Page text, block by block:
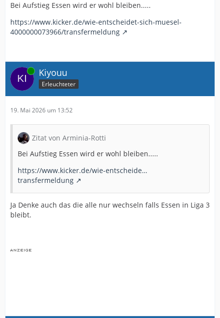
Bei Aufstieg Essen wird er wohl bleiben.....
https://www.kicker.de/wie-entscheidet-sich-muesel-
4000000073966/transfermeldung
Online Kiyouu
Erleuchteter
19. Mai 2026 um 13:52
Zitat von Arminia-Rotti
Bei Aufstieg Essen wird er wohl bleiben.....
https://www.kicker.de/wie-entscheide…
transfermeldung
Ja Denke auch das die alle nur wechseln falls Essen in Liga 3
bleibt.